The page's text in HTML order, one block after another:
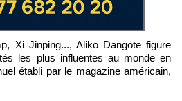
les plus influentes au monde en
établi par le magazine américain,